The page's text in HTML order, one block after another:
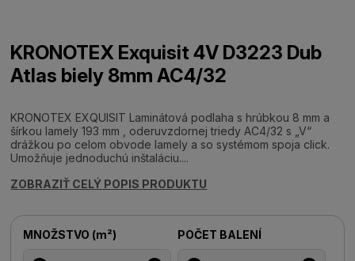
KRONOTEX Exquisit 4V D3223 Dub
Atlas biely 8mm AC4/32
KRONOTEX EXQUISIT Laminátová podlaha s hrúbkou 8 mm a
šírkou lamely 193 mm , oderuvzdornej triedy AC4/32 s „V“
drážkou po celom obvode lamely a so systémom spoja click.
Umožňuje jednoduchú inštaláciu....
ZOBRAZIŤ CELÝ POPIS PRODUKTU
MNOŽSTVO (m²) POČET BALENÍ